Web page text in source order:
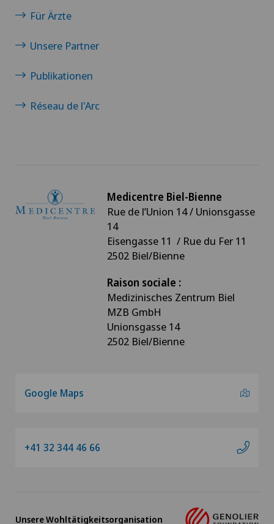
Für Ärzte
Unsere Partner
Publikationen
Réseau de l'Arc
Medicentre Biel-Bienne
Rue de l’Union 14 / Unionsgasse
14
Eisengasse 11 / Rue du Fer 11
2502 Biel/Bienne
Raison sociale :
Medizinisches Zentrum Biel
MZB GmbH
Unionsgasse 14
2502 Biel/Bienne
Google Maps
+41 32 344 46 66
Unsere Wohltätigkeitsorganisation